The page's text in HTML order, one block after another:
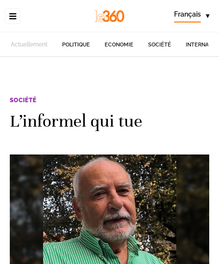
Français ▾
Actuellement POLITIQUE ECONOMIE SOCIÉTÉ
SOCIÉTÉ
L’informel qui tue